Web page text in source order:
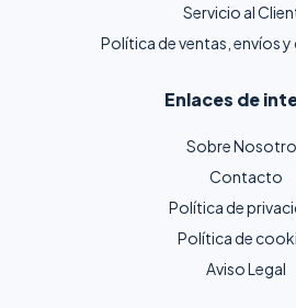
Servicio al
Política de ventas, envíos
Enlaces de
Sobre
Contacto
Política de
Política de
Aviso Legal